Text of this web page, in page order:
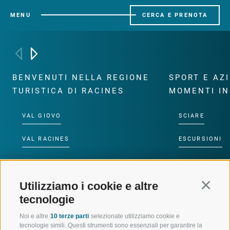
Utilizziamo i cookie e altre
tecnologie
Noi e altre 10 terze parti selezionate utilizziamo cookie e
tecnologie simili. Questi strumenti sono essenziali per garantire la
MENU CERCA E PRENOTA
BENVENUTI NELLA REGIONE
TURISTICA DI RACINES
VAL GIOVO
VAL RACINES
VAL RIDANNA
IMPIANTI DI RISALITA
SCUOLA DI SCI RACINES
SPORT E
MOMENTI
SCIARE
ESCURSIONI
ALTA